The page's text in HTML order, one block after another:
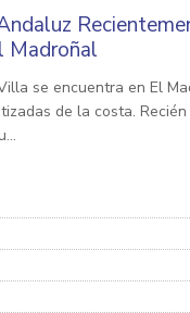
Madroñal
se encuentra en El
de la costa.